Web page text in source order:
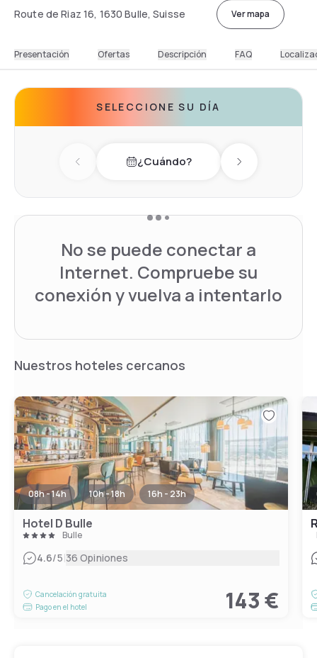
Route de Riaz 16, 1630 Bulle, Suisse Ver mapa
Presentación Ofertas Descripción FAQ
SELECCIONE SU DÍA
Previous day¿Cuándo? Next day
No se puede conectar a
Internet. Compruebe su
conexión y vuelva a intentarlo
Nuestros hoteles cercanos
08h - 14h 10h - 18h 16h - 23h
Hotel D Bulle
Bulle
4.6/5|36 Opiniones
Cancelación gratuita
Pago en el hotel
143 €